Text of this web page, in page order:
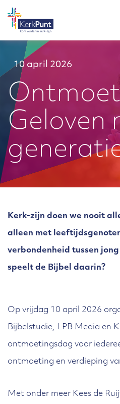
10 april 2026
Geloven
Kerk-zijn doen we nooit
alleen met
verbondenheid tussen jong
speelt de Bijbel daarin?
Op vrijdag 10 april 2026
Bijbelstudie, LPB Media en
ontmoetingsdag voor
ontmoeting en verdieping
Met onder meer Kees de